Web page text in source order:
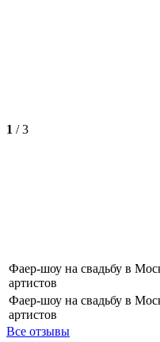
1 /3
Фаер-шоу на свадьбу в
артистов
Фаер-шоу на свадьбу в
артистов
Все отзывы